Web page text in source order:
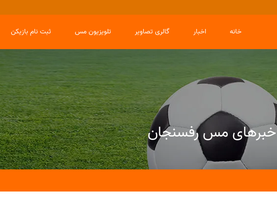
ثبت نام بازیکن تلویزیون مس گالری تصاویر اخبار خانه
خبرهای مس رفسنجان